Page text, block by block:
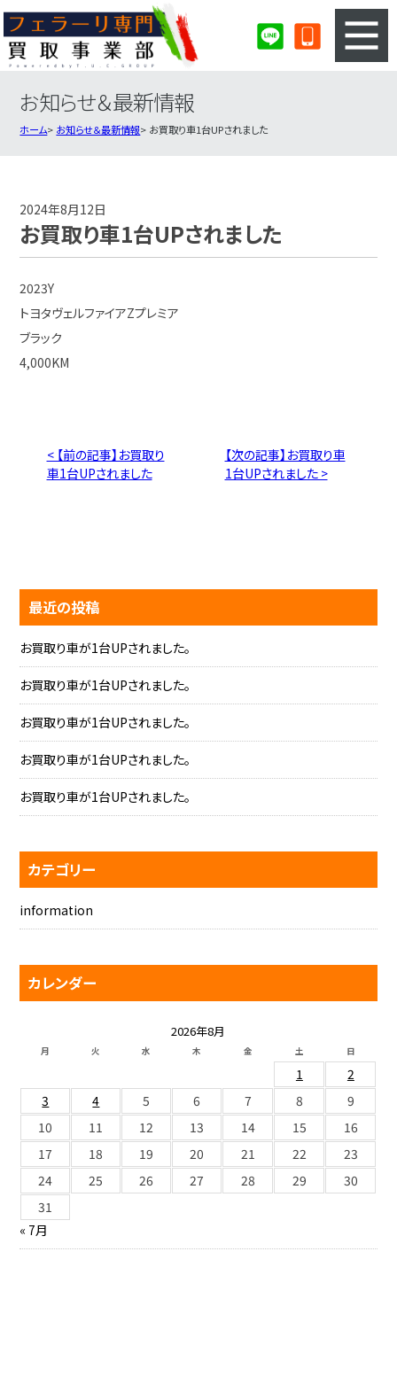
3ステップのカンタン査定
フェラーリ買取実績
お知らせ＆最新情報
ホーム お知らせ＆最新情報 お買取り車1台UPされました
2024年8月12日
お買取り車1台UPされました
2023Y
トヨタヴェルファイアZプレミア
ブラック
4,000KM
< 【前の記事】お買取り
車1台UPされました
【次の記事】お買取り車
1台UPされました >
最近の投稿
お買取り車が1台UPされました。
お買取り車が1台UPされました。
お買取り車が1台UPされました。
お買取り車が1台UPされました。
お買取り車が1台UPされました。
カテゴリー
information
カレンダー
2026年8月
月 火 水 木 金 土 日
1
2
3
4 5 6 7 8
9
10
11 12 13 14 15
16
17
18 19 20 21 22
23
24
25 26 27 28 29
30
31
« 7月